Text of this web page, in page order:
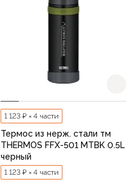
1 123 ₽ × 4 части
Термос из нерж. стали тм
THERMOS FFX-501 MTBK 0.5L
черный
1 123 ₽ × 4 части